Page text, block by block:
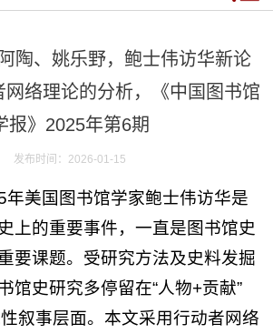
陶、姚乐野，鲍士伟访华新论
络理论的分析，《中国图书馆
报》2025年第6期
发布时间：2026-01-15
年美国图书馆学家鲍士伟访华是
上的重要事件，一直是图书馆史
要课题。受研究方法及史料发掘
馆史研究多停留在“人物+贡献”
性叙事层面。本文采用行动者网络